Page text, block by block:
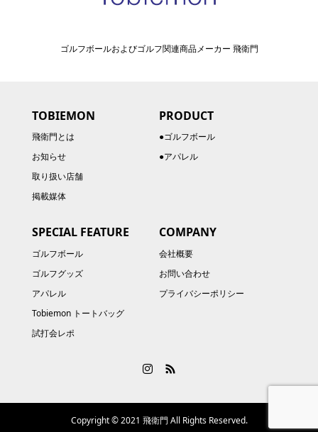
ゴルフボールおよびゴルフ関連商品メーカー 飛衛門
TOBIEMON
飛衛門とは
お知らせ
取り扱い店舗
掲載媒体
PRODUCT
●ゴルフボール
●アパレル
SPECIAL FEATURE
ゴルフボール
ゴルフグッズ
アパレル
Tobiemon トートバッグ
試打会レポ
COMPANY
会社概要
お問い合わせ
プライバシーポリシー
Copyright © 2021 飛衛門 All Rights Reserved.